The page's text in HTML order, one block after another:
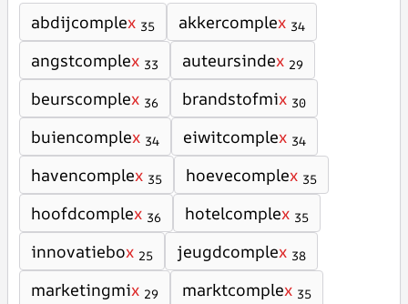
abdijcomplex 35 akkercomplex 34
angstcomplex 33 auteursindex 29
beurscomplex 36 brandstofmix 30
buiencomplex 34 eiwitcomplex 34
havencomplex 35 hoevecomplex 35
hoofdcomplex 36 hotelcomplex 35
innovatiebox 25 jeugdcomplex 38
marketingmix 29 marktcomplex 35